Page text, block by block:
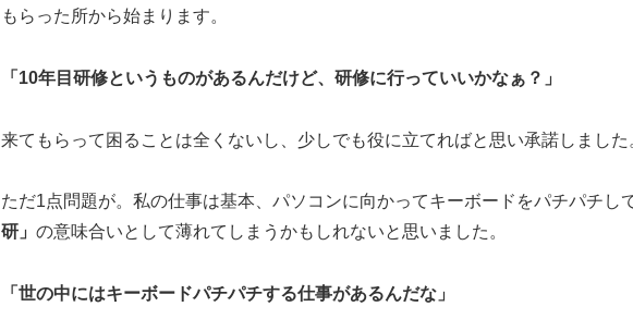
もらった所から始まります。
「10年目研修というものがあるんだけど、研修に行っていいかなぁ？」
来てもらって困ることは全くないし、少しでも役に立てればと思い承諾しました
ただ1点問題が。私の仕事は基本、パソコンに向かってキーボードをパチパチし
研」 の意味合いとして薄れてしまうかもしれないと思いました。
「世の中にはキーボードパチパチする仕事があるんだな」